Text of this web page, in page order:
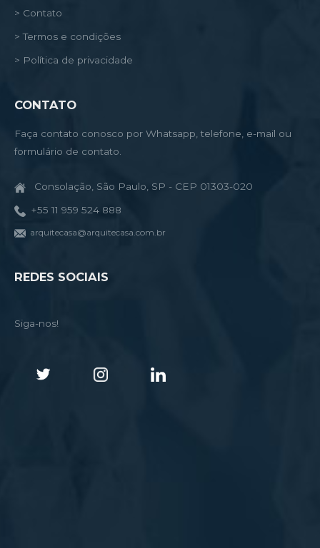
> Contato
> Termos e condições
> Política de privacidade
CONTATO
Faça contato conosco por Whatsapp, telefone, e-mail ou
formulário de contato.
Consolação, São Paulo, SP - CEP 01303-020
+55 11 959 524 888
arquitecasa@arquitecasa.com.br
REDES SOCIAIS
Siga-nos!